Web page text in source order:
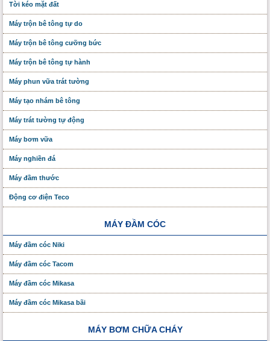
Tời kéo mặt đất
Máy trộn bê tông tự do
Máy trộn bê tông cưỡng bức
Máy trộn bê tông tự hành
Máy phun vữa trát tường
Máy tạo nhám bê tông
Máy trát tường tự động
Máy bơm vữa
Máy nghiền đá
Máy đầm thước
Động cơ điện Teco
MÁY ĐẦM CÓC
Máy đầm cóc Niki
Máy đầm cóc Tacom
Máy đầm cóc Mikasa
Máy đầm cóc Mikasa bãi
MÁY BƠM CHỮA CHÁY